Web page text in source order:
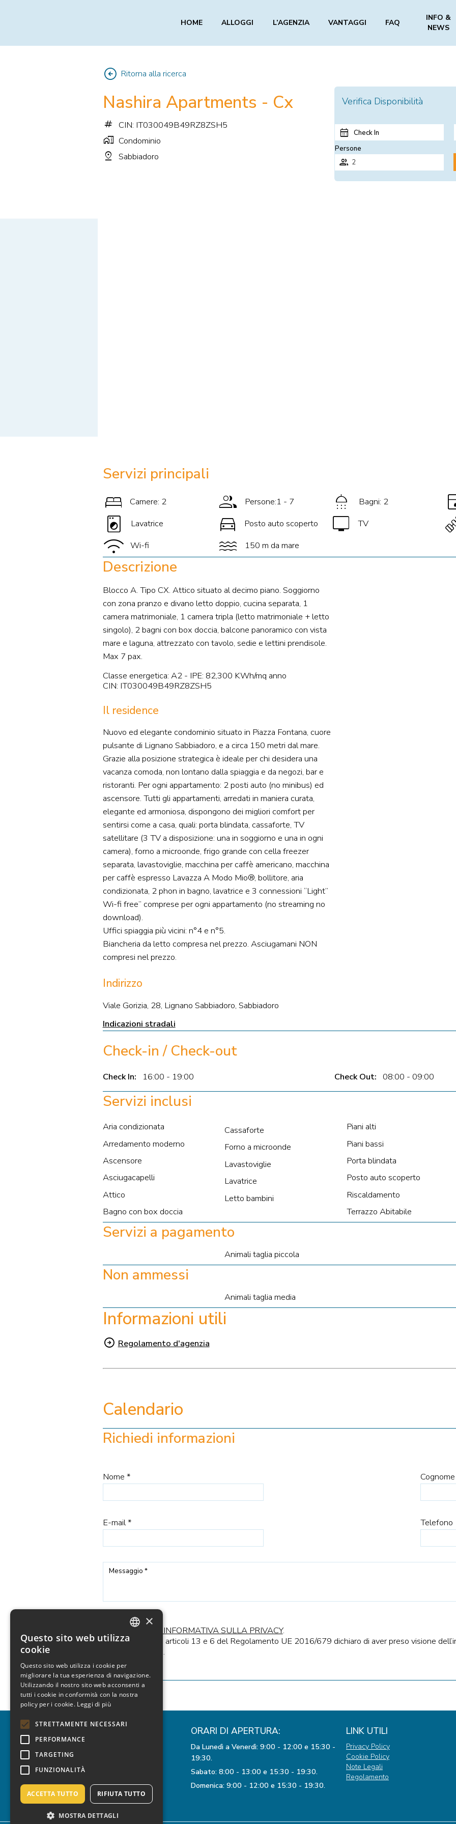
HOME ALLOGGI L’AGENZIA VANTAGGI FAQ
INFO &
NEWS
arrow_circle_left Ritorna alla ricerca
Nashira Apartments - Cx
tag CIN: IT030049B49RZ8ZSH5
home_work Condominio
pin_drop Sabbiadoro
Verifica Disponibilità
Check In
Persone
Servizi principali
bed Camere: 2 group Persone:1 - 7 shower Bagni: 2
local_laundry_service
Lavatrice directions_car Posto auto scoperto tv TV
wifi Wi-fi water 150 m da mare
Descrizione
Blocco A. Tipo CX. Attico situato al decimo piano. Soggiorno
con zona pranzo e divano letto doppio, cucina separata, 1
camera matrimoniale, 1 camera tripla (letto matrimoniale + letto
singolo), 2 bagni con box doccia, balcone panoramico con vista
mare e laguna, attrezzato con tavolo, sedie e lettini prendisole.
Max 7 pax.
Classe energetica: A2 - IPE: 82,300 KWh/mq anno
CIN: IT030049B49RZ8ZSH5
Il residence
Nuovo ed elegante condominio situato in Piazza Fontana, cuore
pulsante di Lignano Sabbiadoro, e a circa 150 metri dal mare.
Grazie alla posizione strategica è ideale per chi desidera una
vacanza comoda, non lontano dalla spiaggia e da negozi, bar e
ristoranti. Per ogni appartamento: 2 posti auto (no minibus) ed
ascensore. Tutti gli appartamenti, arredati in maniera curata,
elegante ed armoniosa, dispongono dei migliori comfort per
sentirsi come a casa, quali: porta blindata, cassaforte, TV
satellitare (3 TV a disposizione: una in soggiorno e una in ogni
camera), forno a microonde, frigo grande con cella freezer
separata, lavastoviglie, macchina per caffè americano, macchina
per caffè espresso Lavazza A Modo Mio®, bollitore, aria
condizionata, 2 phon in bagno, lavatrice e 3 connessioni “Light”
Wi-fi free” comprese per ogni appartamento (no streaming no
download).
Uffici spiaggia più vicini: n°4 e n°5.
Biancheria da letto compresa nel prezzo. Asciugamani NON
compresi nel prezzo.
Indirizzo
Viale Gorizia, 28, Lignano Sabbiadoro, Sabbiadoro
Indicazioni stradali
Check-in / Check-out
Check In: 16:00 - 19:00 Check Out: 08:00 - 09:00
Servizi inclusi
Aria condizionata
Arredamento moderno
Ascensore
Asciugacapelli
Attico
Bagno con box doccia
Cassaforte
Forno a microonde
Lavastoviglie
Lavatrice
Letto bambini
Piani alti
Piani bassi
Porta blindata
Posto auto scoperto
Riscaldamento
Terrazzo Abitabile
Servizi a pagamento
Animali taglia piccola
Non ammessi
Animali taglia media
Informazioni utili
Regolamento d'agenzia
Calendario
Richiedi informazioni
Nome *
E-mail * Telefono
Messaggio *
HO LETTO L’INFORMATIVA SULLA PRIVACY.
Ai sensi degli articoli 13 e 6 del Regolamento UE 2016/679 dichiaro di aver preso visione
dati personali.
by ASTA S.r.l.
Viale Europa, 27
Tel+39 0431 71223
Emailintras@intras.it
ORARI DI APERTURA:
Da Lunedì a Venerdì: 9:00 - 12:00 e 15:30 -
19:30.
Sabato: 8:00 - 13:00 e 15:30 - 19:30.
Domenica: 9:00 - 12:00 e 15:30 - 19:30.
LINK UTILI
Privacy Policy
Cookie Policy
Note Legali
Regolamento
GERMAN
×
Questo sito web utilizza
cookie
Questo sito web utilizza i cookie per
migliorare la tua esperienza di navigazione.
Utilizzando il nostro sito web acconsenti a
tutti i cookie in conformità con la nostra
policy per i cookie. Leggi di più
STRETTAMENTE NECESSARI
PERFORMANCE
TARGETING
FUNZIONALITÀ
ACCETTA TUTTO RIFIUTA TUTTO
MOSTRA DETTAGLI